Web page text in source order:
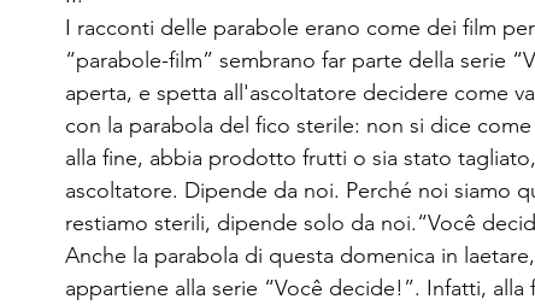
I racconti delle parabole erano come dei film
“parabole-film” sembrano far parte della serie
aperta, e spetta all'ascoltatore decidere come
con la parabola del fico sterile: non si dice
alla fine, abbia prodotto frutti o sia stato
ascoltatore. Dipende da noi. Perché noi siamo
restiamo sterili, dipende solo da noi.“Você
Anche la parabola di questa domenica in
appartiene alla serie “Você decide!”. Infatti,